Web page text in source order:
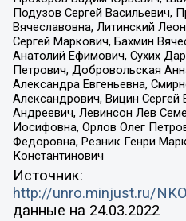
Подузов Сергей Васильевич,
Вячеславовна, Литинский
Сергей Маркович, Бахмин
Анатолий Ефимович, Сухих
Петрович, Добровольская
Александра Евгеньевна,
Александрович, Вицин
Андреевич, Левинсон Лев
Иосифовна, Орлов Олег
Федоровна, Резник Генри
Константинович
Источник:
http://unro.minjust.ru/
данные на 24.03.2022